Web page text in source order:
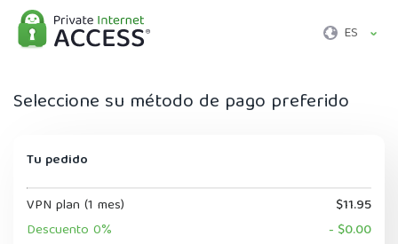
ES
Seleccione su método de pago preferido
Tu pedido
VPN plan (1 mes)
$11.95
Descuento 0%
- $0.00